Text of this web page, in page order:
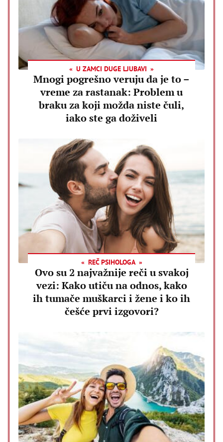
U ZAMCI DUGE LJUBAVI
Mnogi pogrešno veruju da je to –
vreme za rastanak: Problem u
braku za koji možda niste čuli,
iako ste ga doživeli
REČ PSIHOLOGA
Ovo su 2 najvažnije reči u svakoj
vezi: Kako utiču na odnos, kako
ih tumače muškarci i žene i ko ih
češće prvi izgovori?